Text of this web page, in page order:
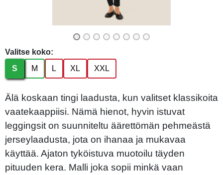
Valitse koko:
S
M L XL XXL
Älä koskaan tingi laadusta, kun valitset klassikoita
vaatekaappiisi. Nämä hienot, hyvin istuvat
leggingsit on suunniteltu äärettömän pehmeästä
jerseylaadusta, jota on ihanaa ja mukavaa
käyttää. Ajaton tyköistuva muotoilu täyden
pituuden kera. Malli joka sopii minkä vaan